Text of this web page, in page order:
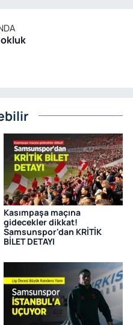
Kasımpaşa maçına
gidecekler dikkat!
Samsunspor'dan KRİTİK
BİLET DETAYI